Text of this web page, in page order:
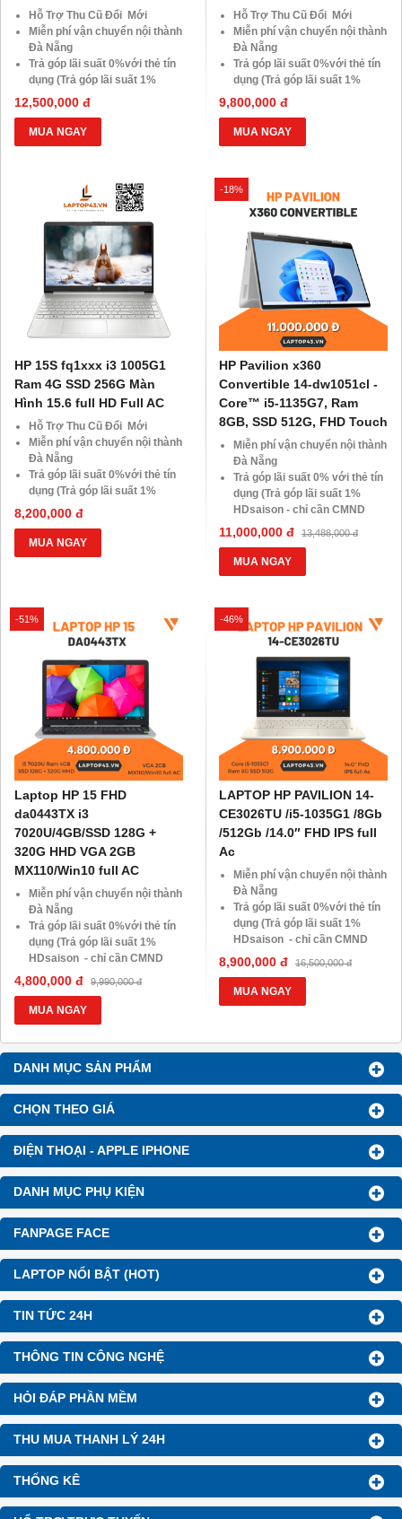
DANH MỤC SẢN PHẨM
CHỌN THEO GIÁ
ĐIỆN THOẠI - APPLE IPHONE
DANH MỤC PHỤ KIỆN
FANPAGE FACE
LAPTOP NỔI BẬT (HOT)
TIN TỨC 24H
THÔNG TIN CÔNG NGHỆ
HỎI ĐÁP PHẦN MỀM
THU MUA THANH LÝ 24H
THỐNG KÊ
Hỗ Trợ Thu Cũ Đổi Mới
Miễn phí vận chuyển nội thành
Đà Nẵng
Trả góp lãi suất 0%với thẻ tín
dụng (Trả góp lãi suất 1%
HDsaison - chỉ cần CMND
BLX hoặc hộ khẩu gốc )
Giảm 20%khi nâng cấp Ram-
SSD
10.000 Voucher Giảm
Giá 500.000đ
12,500,000 đ
MUA NGAY
Hỗ Trợ Thu Cũ Đổi Mới
Miễn phí vận chuyển nội thành
Đà Nẵng
Trả góp lãi suất 0%với thẻ tín
dụng (Trả góp lãi suất 1%
HDsaison - chỉ cần CMND
BLX hoặc hộ khẩu gốc )
Giảm 20%khi nâng cấp Ram-
SSD
khách hàng ở xa, HSSV . Săn
10.000 Voucher Giảm
Giá 500.000đ
9,800,000 đ
MUA NGAY
HP 15S fq1xxx i3 1005G1
Ram 4G SSD 256G Màn
Hình 15.6 full HD Full AC
Hỗ Trợ Thu Cũ Đổi Mới
Miễn phí vận chuyển nội thành
Đà Nẵng
Trả góp lãi suất 0%với thẻ tín
dụng (Trả góp lãi suất 1%
HDsaison - chỉ cần CMND
BLX hoặc hộ khẩu gốc )
Giảm 20%khi nâng cấp Ram-
SSD
Giá 500.000đ
8,200,000 đ
MUA NGAY
-18%
HP Pavilion x360
Convertible 14-dw1051cl -
Core™ i5-1135G7, Ram
8GB, SSD 512G, FHD Touch
Miễn phí vận chuyển nội thành
Đà Nẵng
Trả góp lãi suất 0% với thẻ tín
dụng (Trả góp lãi suất 1%
HDsaison - chỉ cần CMND
BLX hoặc hộ khẩu gốc)
Giảm 20% khi nâng cấp Ram-
SSD
Giảm giá trực tiếp đối với
10.000 Voucher Giảm
Giá 500.000Đ
11,000,000 đ 13,488,000 đ
MUA NGAY
-51%
Laptop HP 15 FHD
da0443TX i3
7020U/4GB/SSD 128G +
320G HHD VGA 2GB
MX110/Win10 full AC
Miễn phí vận chuyển nội thành
Đà Nẵng
Trả góp lãi suất 0%với thẻ tín
dụng (Trả góp lãi suất 1%
HDsaison - chỉ cần CMND
BLX hoặc hộ khẩu gốc )
Giảm 20%khi nâng cấp Ram-
SSD
Giảm giá trực tiếp đối với
10.000 Voucher Giảm
Giá 500.000đ
4,800,000 đ 9,990,000 đ
MUA NGAY
-46%
LAPTOP HP PAVILION 14-
CE3026TU /i5-1035G1 /8Gb
/512Gb /14.0″ FHD IPS full
Ac
Miễn phí vận chuyển nội thành
Đà Nẵng
Trả góp lãi suất 0%với thẻ tín
dụng (Trả góp lãi suất 1%
HDsaison - chỉ cần CMND
BLX hoặc hộ khẩu gốc )
Giảm 20%khi nâng cấp Ram-
SSD
Giảm giá trực tiếp đối với
Giá 500.000đ
8,900,000 đ 16,500,000 đ
MUA NGAY